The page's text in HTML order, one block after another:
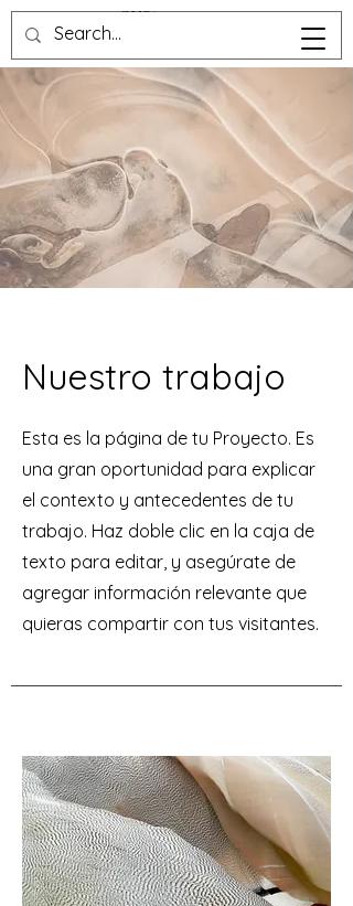
Nuestro trabajo
Esta es la página de tu Proyecto. Es
una gran oportunidad para explicar
el contexto y antecedentes de tu
trabajo. Haz doble clic en la caja de
texto para editar, y asegúrate de
agregar información relevante que
quieras compartir con tus visitantes.